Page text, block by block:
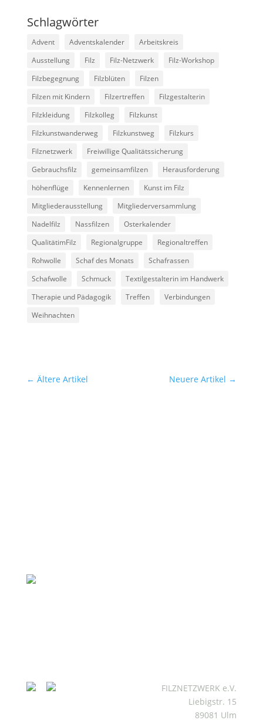
Schlagwörter
Advent Adventskalender
Arbeitskreis
Ausstellung
Filz Filz-Netzwerk
Filz-Workshop
Filzbegegnung
Filzblüten
Filzen
Filzen mit Kindern
Filzertreffen
Filzgestalterin
Filzkleidung
Filzkolleg
Filzkunst
Filzkunstwanderweg
Filzkunstweg
Filzkurs
Filznetzwerk
Freiwillige Qualitätssicherung
Gebrauchsfilz
gemeinsamfilzen
Herausforderung
höhenflüge
Kennenlernen
Kunst im Filz
Mitgliederausstellung
Mitgliederversammlung
Nadelfilz
Nassfilzen
Osterkalender
QualitätimFilz
Regionalgruppe
Regionaltreffen
Rohwolle
Schaf des Monats
Schafrassen
Schafwolle
Schmuck
Textilgestalterin im Handwerk
Therapie und Pädagogik
Treffen
Verbindungen
Weihnachten
← Ältere Artikel Neuere Artikel →
FILZNETZWERK e.V.
Liebigstr. 15
89081 Ulm